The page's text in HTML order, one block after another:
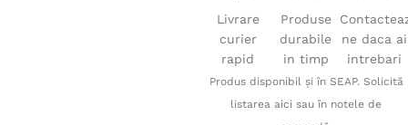
Livrare
curier
rapid
Produse
durabile
in timp
ne daca ai
intrebari
Produs disponibil și în SEAP. Solicită
listarea aici sau în notele de